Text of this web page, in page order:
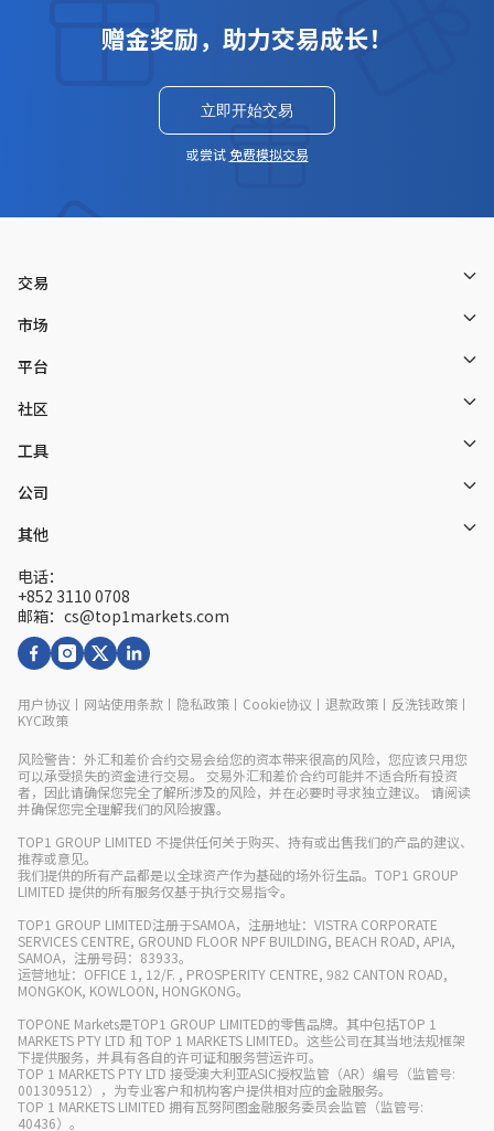
赠金奖励，助力交易成长！
立即开始交易
或尝试 免费模拟交易
交易
市场
平台
社区
工具
公司
其他
电话：
+852 3110 0708
邮箱：cs@top1markets.com
用户协议 丨 网站使用条款 丨 隐私政策 丨 Cookie协议 丨 退款政策 丨 反洗钱政策 丨
KYC政策
风险警告：外汇和差价合约交易会给您的资本带来很高的风险，您应该只用您
可以承受损失的资金进行交易。 交易外汇和差价合约可能并不适合所有投资
者，因此请确保您完全了解所涉及的风险，并在必要时寻求独立建议。 请阅读
并确保您完全理解我们的风险披露。
TOP1 GROUP LIMITED 不提供任何关于购买、持有或出售我们的产品的建议、
推荐或意见。
我们提供的所有产品都是以全球资产作为基础的场外衍生品。TOP1 GROUP
LIMITED 提供的所有服务仅基于执行交易指令。
TOP1 GROUP LIMITED注册于SAMOA，注册地址：VISTRA CORPORATE
SERVICES CENTRE, GROUND FLOOR NPF BUILDING, BEACH ROAD, APIA,
SAMOA，注册号码：83933。
运营地址：OFFICE 1, 12/F. , PROSPERITY CENTRE, 982 CANTON ROAD,
MONGKOK, KOWLOON, HONGKONG。
TOPONE Markets是TOP1 GROUP LIMITED的零售品牌。其中包括TOP 1
MARKETS PTY LTD 和 TOP 1 MARKETS LIMITED。这些公司在其当地法规框架
下提供服务，并具有各自的许可证和服务营运许可。
TOP 1 MARKETS PTY LTD 接受澳大利亚ASIC授权监管（AR）编号（监管号:
001309512），为专业客户和机构客户提供相对应的金融服务。
TOP 1 MARKETS LIMITED 拥有瓦努阿图金融服务委员会监管（监管号:
40436）。